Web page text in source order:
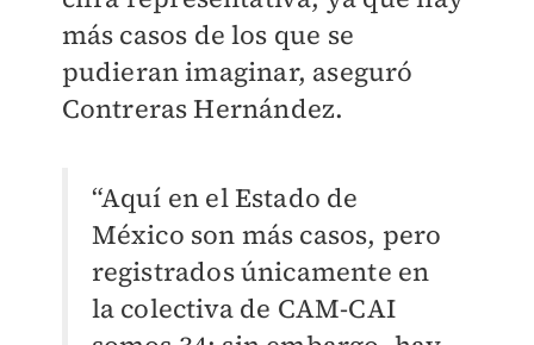
más casos de los que se
pudieran imaginar, aseguró
Contreras Hernández.
“Aquí en el Estado de
México son más casos, pero
registrados únicamente en
la colectiva de CAM-CAI